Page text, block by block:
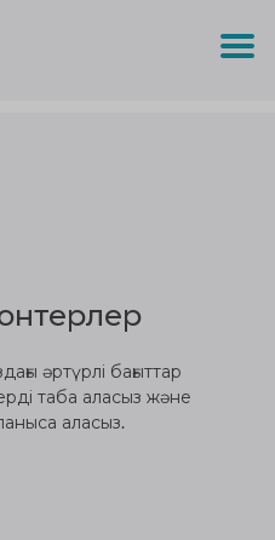
әртүрлі бағыттар
таба аласыз және
аласыз.